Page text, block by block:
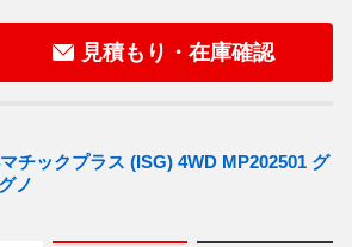
見積もり・在庫確認
チックプラス (ISG) 4WD MP202501 グ
ノ